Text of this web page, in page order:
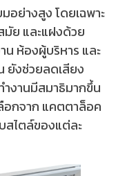
ย่างสูง โดยเฉพาะ
มัย และแฝงด้วย
น ห้องผู้บริหาร และ
ยังช่วยลดเสียง
ำงานมีสมาธิมากขึ้น
อกจาก แคตตาล็อค
สไตล์ของแต่ละ